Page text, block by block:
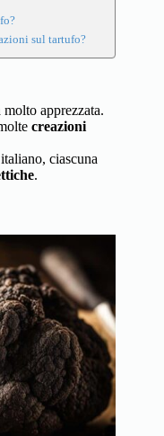
sul tartufo?
apprezzata.
creazioni
italiano, ciascuna
.